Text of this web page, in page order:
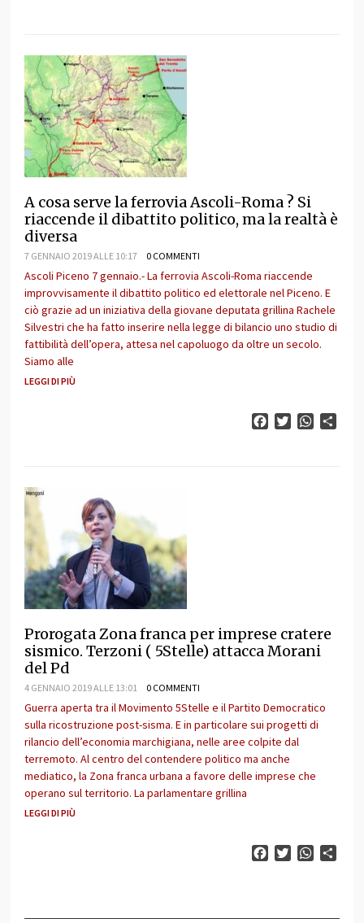
A cosa serve la ferrovia Ascoli-Roma ? Si
riaccende il dibattito politico, ma la realtà è
diversa
7 GENNAIO 2019 ALLE 10:17 0 COMMENTI
Ascoli Piceno 7 gennaio.- La ferrovia Ascoli-Roma riaccende
improvvisamente il dibattito politico ed elettorale nel Piceno. E
ciò grazie ad un iniziativa della giovane deputata grillina Rachele
Silvestri che ha fatto inserire nella legge di bilancio uno studio di
fattibilità dell’opera, attesa nel capoluogo da oltre un secolo.
Siamo alle
LEGGI DI PIÙ
FacebookTwitter
Prorogata Zona franca per imprese cratere
sismico. Terzoni ( 5Stelle) attacca Morani
del Pd
4 GENNAIO 2019 ALLE 13:01 0 COMMENTI
Guerra aperta tra il Movimento 5Stelle e il Partito Democratico
sulla ricostruzione post-sisma. E in particolare sui progetti di
rilancio dell’economia marchigiana, nelle aree colpite dal
terremoto. Al centro del contendere politico ma anche
mediatico, la Zona franca urbana a favore delle imprese che
operano sul territorio. La parlamentare grillina
LEGGI DI PIÙ
FacebookTwitter